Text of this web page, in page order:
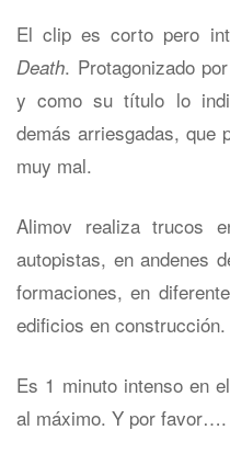
El clip es corto pero
Death. Protagonizado
y como su título lo
demás arriesgadas, que
muy mal.
Alimov realiza trucos
autopistas, en andenes
formaciones, en
edificios en construcción.
Es 1 minuto intenso en
al máximo. Y por favor….